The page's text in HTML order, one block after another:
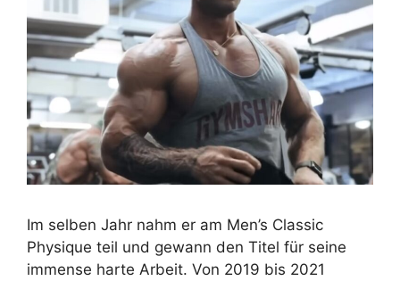
Im selben Jahr nahm er am Men’s Classic
Physique teil und gewann den Titel für seine
immense harte Arbeit. Von 2019 bis 2021